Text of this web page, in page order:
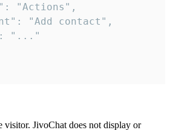
"Actions",
"Add contact",
"..."
visitor. JivoChat does not display or